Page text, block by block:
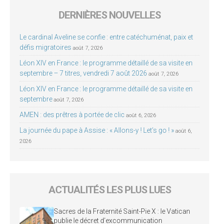
DERNIÈRES NOUVELLES
Le cardinal Aveline se confie : entre catéchuménat, paix et
défis migratoires août 7, 2026
Léon XIV en France : le programme détaillé de sa visite en
septembre – 7 titres, vendredi 7 août 2026 août 7, 2026
Léon XIV en France : le programme détaillé de sa visite en
septembre août 7, 2026
AMEN : des prêtres à portée de clic août 6, 2026
La journée du pape à Assise : « Allons-y ! Let’s go ! » août 6,
2026
ACTUALITÉS LES PLUS LUES
Sacres de la Fraternité Saint-Pie X : le Vatican
publie le décret d’excommunication